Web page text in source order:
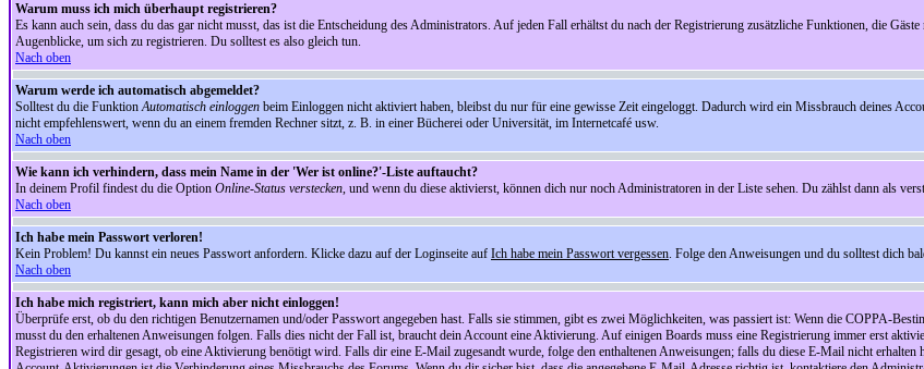
Warum muss ich mich überhaupt registrieren?
Es kann auch sein, dass du das gar nicht musst, das ist die Entscheidung des Administrators. Auf jeden Fall erhältst du nach der Registrierung zusätzliche Funktionen, die
Augenblicke, um sich zu registrieren. Du solltest es also gleich tun.
Nach oben
Warum werde ich automatisch abgemeldet?
Solltest du die FunktionAutomatisch einloggen beim Einloggen nicht aktiviert haben, bleibst du nur für eine gewisse Zeit eingeloggt. Dadurch wird ein Missbrauch deines
nicht empfehlenswert, wenn du an einem fremden Rechner sitzt, z. B. in einer Bücherei oder Universität, im Internetcafé usw.
Nach oben
Wie kann ich verhindern, dass mein Name in der 'Wer ist online?'-Liste auftaucht?
In deinem Profil findest du die Option Online-Status verstecken, und wenn du diese aktivierst, können dich nur noch Administratoren in der Liste sehen. Du zählst dann als
Nach oben
Ich habe mein Passwort verloren!
Kein Problem! Du kannst ein neues Passwort anfordern. Klicke dazu auf der Loginseite auf Ich habe mein Passwort vergessen. Folge den Anweisungen und du solltest dich
Nach oben
Ich habe mich registriert, kann mich aber nicht einloggen!
Überprüfe erst, ob du den richtigen Benutzernamen und/oder Passwort angegeben hast. Falls sie stimmen, gibt es zwei Möglichkeiten, was passiert ist: Wenn die COPPA-
musst du den erhaltenen Anweisungen folgen. Falls dies nicht der Fall ist, braucht dein Account eine Aktivierung. Auf einigen Boards muss eine Registrierung immer erst
Registrieren wird dir gesagt, ob eine Aktivierung benötigt wird. Falls dir eine E-Mail zugesandt wurde, folge den enthaltenen Anweisungen; falls du diese E-Mail nicht